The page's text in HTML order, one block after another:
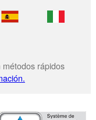
métodos rápidos